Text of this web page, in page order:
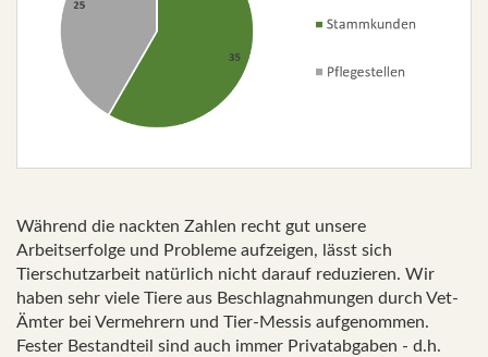
Während die nackten Zahlen recht gut unsere
Arbeitserfolge und Probleme aufzeigen, lässt sich
Tierschutzarbeit natürlich nicht darauf reduzieren. Wir
haben sehr viele Tiere aus Beschlagnahmungen durch Vet-
Ämter bei Vermehrern und Tier-Messis aufgenommen.
Fester Bestandteil sind auch immer Privatabgaben - d.h.